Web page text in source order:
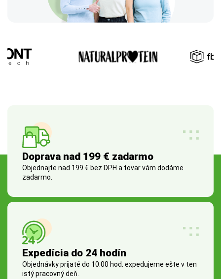
Doprava nad 199 € zadarmo
Objednajte nad 199 € bez DPH a tovar vám dodáme
zadarmo.
Expedícia do 24 hodín
Objednávky prijaté do 10:00 hod. expedujeme ešte v ten
istý pracovný deň.